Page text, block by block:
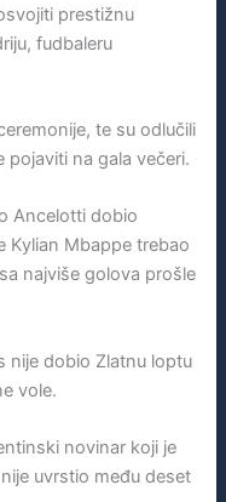
prestižnu
fudbaleru
te su odlučili
pojaviti na gala večeri.
Ancelotti dobio
Kylian Mbappe trebao
najviše golova prošle
nije dobio Zlatnu loptu
vole.
novinar koji je
uvrstio među deset